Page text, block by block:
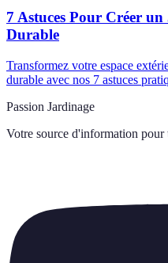
7 Astuces Pour Créer
Durable
Transformez votre espace
durable avec nos 7 astuces
Passion Jardinage
Votre source d'information pour